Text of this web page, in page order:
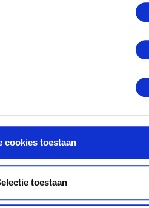
cookies toestaan
toestaan
Representative
Ida Andrieu
Unterm Ohmberg 1
+49 2992 9704-735